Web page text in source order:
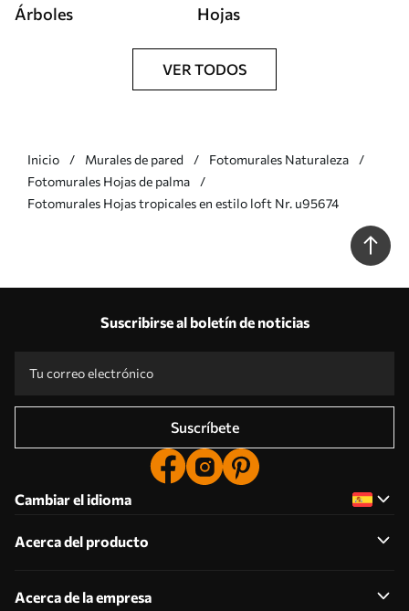
Árboles Hojas
VER TODOS
Inicio Murales de pared
Fotomurales Naturaleza
Fotomurales Hojas de palma
Fotomurales Hojas tropicales en estilo loft Nr. u95674
Suscribirse al boletín de noticias
Suscríbete
Cambiar el idioma
Acerca del producto
Acerca de la empresa